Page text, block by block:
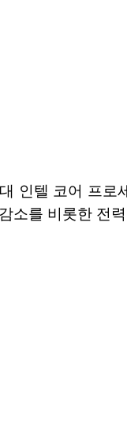
인텔 코어 프로
소를 비롯한 전